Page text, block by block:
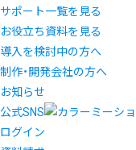
サポート一覧を見る
お役立ち資料を見る
導入を検討中の方へ
制作・開発会社の方へ
お知らせ
公式SNS
ログイン